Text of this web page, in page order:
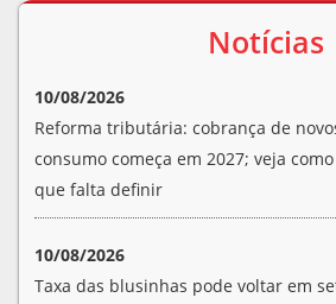
Notícias
10/08/2026
Reforma tributária: cobrança de
consumo começa em 2027; veja
que falta definir
10/08/2026
Taxa das blusinhas pode voltar em